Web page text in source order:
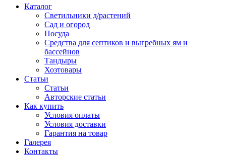
Каталог
Светильники д/растений
Сад и огород
Посуда
Средства для септиков и выгребных ям и
бассейнов
Тандыры
Хозтовары
Статьи
Статьи
Авторские статьи
Как купить
Условия оплаты
Условия доставки
Гарантия на товар
Галерея
Контакты